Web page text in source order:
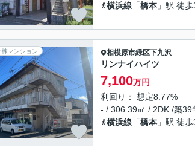
横浜線 「橋本 」駅 徒
棟マンション 相模原市緑区下九沢
リンナイハイツ
7,100万円
利回り： 想定8.77%
- / 306.39㎡ / 2DK /築39
横浜線 「橋本 」駅 徒